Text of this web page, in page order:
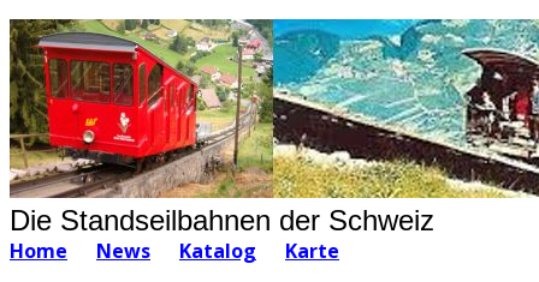
Die Standseilbahnen der Schweiz
Home News Katalog
Karte